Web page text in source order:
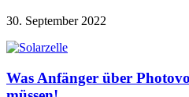
30. September 2022
Was Anfänger über